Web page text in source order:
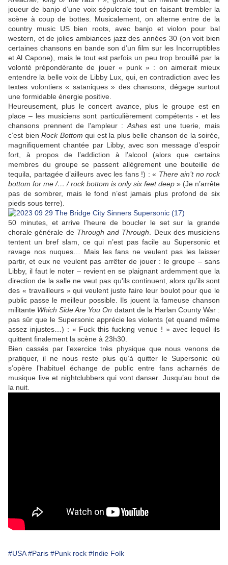
joueur de banjo d’une voix sépulcrale tout en faisant trembler la
scène à coup de bottes. Musicalement, on alterne entre de la
country music US bien roots, avec banjo et violon pour bal
western, et de jolies ambiances jazz des années 30 (on voit bien
certaines chansons en bande son d’un film sur les Incorruptibles
et Al Capone), mais le tout est parfois un peu trop brouillé par la
volonté prépondérante de jouer « punk » : on aimerait mieux
entendre la belle voix de Libby Lux, qui, en contradiction avec les
textes volontiers « sataniques » des chansons, dégage surtout
une formidable énergie positive.
Heureusement, plus le concert avance, plus le groupe est en
place – les musiciens sont particulièrement compétents - et les
chansons prennent de l'ampleur : Ashesest une tuerie, mais
c’est bien Rock Bottom qui est la plus belle chanson de la soirée,
magnifiquement chantée par Libby, avec son message d’espoir
fort, à propos de l’addiction à l’alcool (alors que certains
membres du groupe se passent allègrement une bouteille de
tequila, partagée d’ailleurs avec les fans !) : « There ain’t no rock
bottom for me /… / rock bottom is only six feet deep » (Je n’arrête
pas de sombrer, mais le fond n’est jamais plus profond de six
pieds sous terre).
50 minutes, et arrive l’heure de boucler le set sur la grande
chorale générale de Through and Through . Deux des musiciens
tentent un bref slam, ce qui n’est pas facile au Supersonic et
ravage nos nuques… Mais les fans ne veulent pas les laisser
partir, et eux ne veulent pas arrêter de jouer : le groupe – sans
Libby, il faut le noter – revient en se plaignant ardemment que la
direction de la salle ne veut pas qu'ils continuent, alors qu’ils sont
des « travailleurs » qui veulent juste faire leur boulot pour que le
public passe le meilleur possible. Ils jouent la fameuse chanson
militante Which Side Are You On datant de la Harlan County War :
pas sûr que le Supersonic apprécie les violents (et quand même
assez injustes…) : « Fuck this fucking venue ! » avec lequel ils
quittent finalement la scène à 23h30.
Bien cassés par l’exercice très physique que nous venons de
pratiquer, il ne nous reste plus qu’à quitter le Supersonic où
s’opère l’habituel échange de public entre fans acharnés de
musique live et nightclubbers qui vont danser. Jusqu’au bout de
la nuit.
#USA #Paris #Punk rock #Indie Folk